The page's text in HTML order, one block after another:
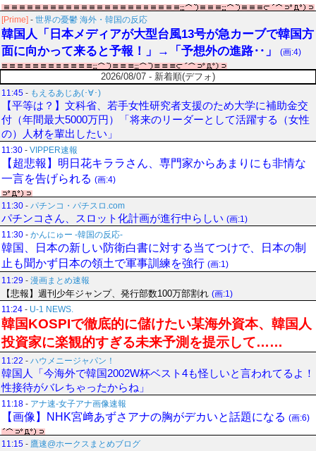
[Prime] - 世界の憂鬱 海外・韓国の反応
韓国人「日本メディアが大型台風13号が急カーブで韓国方
面に向かって来ると予報！」→「予想外の進路‥」
(画:4)
2026/08/07 - 新着順(デフォ)
11:45 - もえるあじあ(･∀･)
【平等は？】文科省、若手女性研究者支援のため大学に補助金交
付（年間最大5000万円）「将来のリーダーとして活躍する（女性
の）人材を輩出したい」
11:30 - VIPPER速報
【超悲報】明日花キララさん、専門家からあまりにも非情な
一言を告げられる (画:4)
11:30 - パチンコ・パチスロ.com
パチンコさん、スロット化計画が進行中らしい (画:1)
11:30 - かんにゅー -韓国の反応-
韓国、日本の新しい防衛白書に対する当てつけで、日本の制
止も聞かず日本の領土で軍事訓練を強行 (画:1)
11:29 - 漫画まとめ速報
【悲報】週刊少年ジャンプ、発行部数100万部割れ (画:1)
11:24 - U-1 NEWS.
韓国KOSPIで徹底的に儲けたい某海外資本、韓国人
投資家に楽観的すぎる未来予測を提示して……
11:22 - ハウメニージャパン！
韓国人「今海外で韓国2002W杯ベスト4も怪しいと言われてるよ！
性接待がバレちゃったからね」
11:18 - アナ速‐女子アナ画像速報
【画像】NHK宮﨑あずさアナの胸がデカいと話題になる (画:6)
11:15 - 鷹速@ホークスまとめブログ